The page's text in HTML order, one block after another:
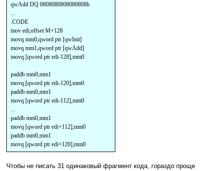
qwAdd DQ 0808080808080808h
...
.CODE
mov edi,offset M+128
movq mm0,qword ptr [qwInit]
movq mm1,qword ptr [qwAdd]
movq [qword ptr edi-128],mm0
paddb mm0,mm1
movq [qword ptr edi-120],mm0
paddb mm0,mm1
movq [qword ptr edi-112],mm0
...
paddb mm0,mm1
movq [qword ptr edi+112],mm0
paddb mm0,mm1
movq [qword ptr edi+120],mm0
Чтобы не писать 31 одинаковый фрагмент кода, гораздо проще